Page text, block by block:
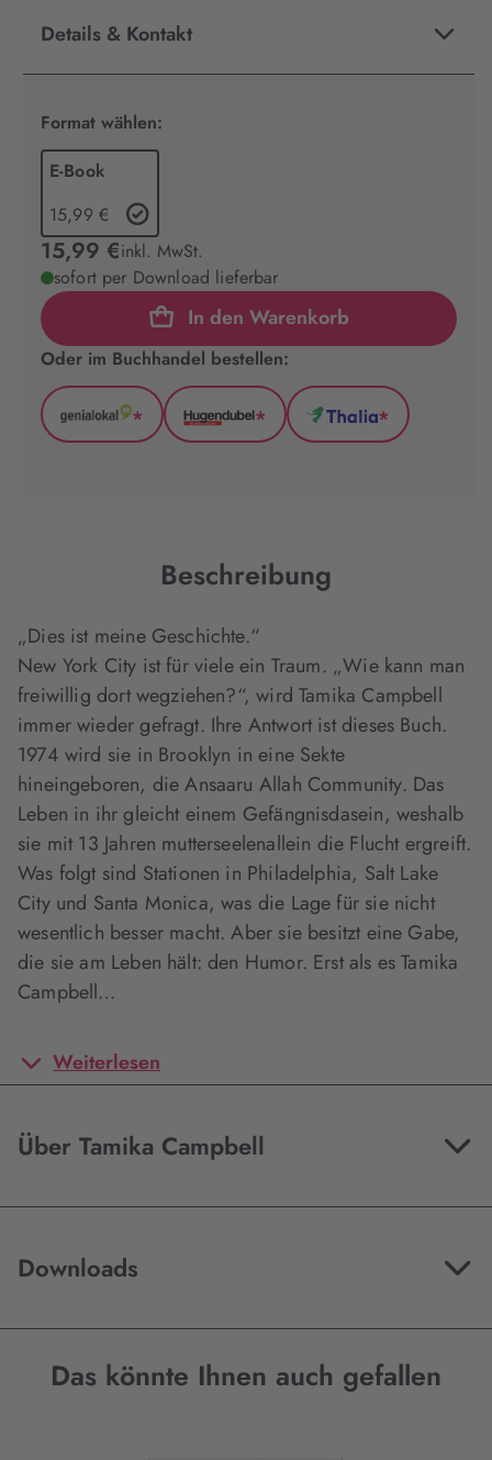
Details & Kontakt
Format wählen:
E-Book
15,99 €
15,99 €inkl. MwSt.
sofort per Download lieferbar
In den Warenkorb
Oder im Buchhandel bestellen:
GenialLokal
*
Hugendubel
*
Thalia
*
Beschreibung
„Dies ist meine Geschichte.“
New York City ist für viele ein Traum. „Wie kann man
freiwillig dort wegziehen?“, wird Tamika Campbell
immer wieder gefragt. Ihre Antwort ist dieses Buch.
1974 wird sie in Brooklyn in eine Sekte
hineingeboren, die Ansaaru Allah Community. Das
Leben in ihr gleicht einem Gefängnisdasein, weshalb
sie mit 13 Jahren mutterseelenallein die Flucht ergreift.
Was folgt sind Stationen in Philadelphia, Salt Lake
City und Santa Monica, was die Lage für sie nicht
wesentlich besser macht. Aber sie besitzt eine Gabe,
die sie am Leben hält: den Humor. Erst als es Tamika
Campbell…
Weiterlesen
Über Tamika Campbell
Downloads
Das könnte Ihnen auch gefallen